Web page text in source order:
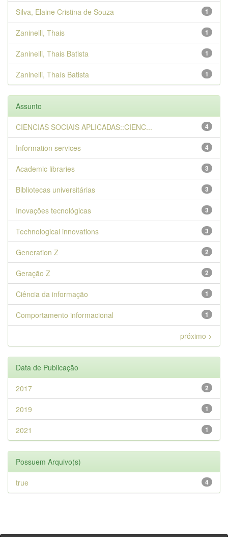
1
Silva, Elaine Cristina de Souza
1
Zaninelli, Thais
1
Zaninelli, Thais Batista
1
Zaninelli, Thaís Batista
Assunto
4
CIENCIAS SOCIAIS APLICADAS::CIENC...
4
Information services
3
Academic libraries
3
Bibliotecas universitárias
3
Inovações tecnológicas
3
Technological innovations
2
Generation Z
2
Geração Z
1
Ciência da informação
1
Comportamento informacional
próximo >
Data de Publicação
2
2017
1
2019
1
2021
Possuem Arquivo(s)
4
true